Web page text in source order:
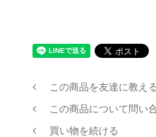
この商品を友達に教える
この商品について問い
買い物を続ける